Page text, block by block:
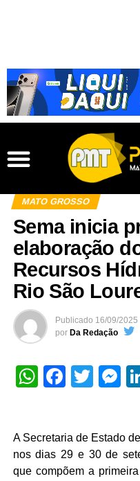
MATO GROSSO
Sema inicia
elaboração
Recursos
Rio São
Publicado 16/09/2025
por Da Redação
WhatsApp
A Secretaria de Estado
nos dias 29 e 30 de
que compõem a